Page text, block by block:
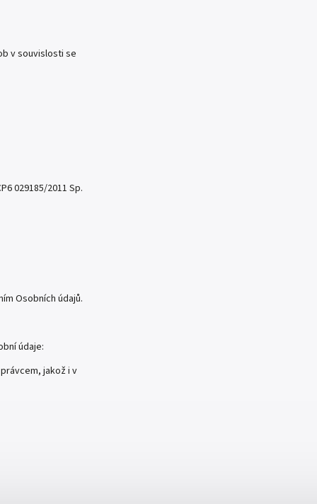
v souvislosti se
029185/2011 Sp.
Osobních údajů.
údaje:
jakož i v